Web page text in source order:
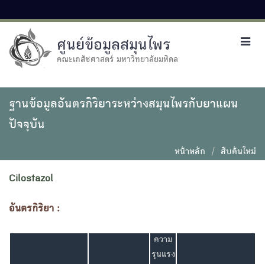
ศูนย์ข้อมูลสมุนไพร
คณะเภสัชศาสตร์ มหาวิทยาลัยมหิดล
ฐานข้อมูลอันตรกิริยาระหว่างสมุนไพรกับยาแผน
ปัจจุบัน
หน้าหลัก สืบค้นใหม่
Cilostazol
อันตรกิริยา :
ความ
รุนแรง